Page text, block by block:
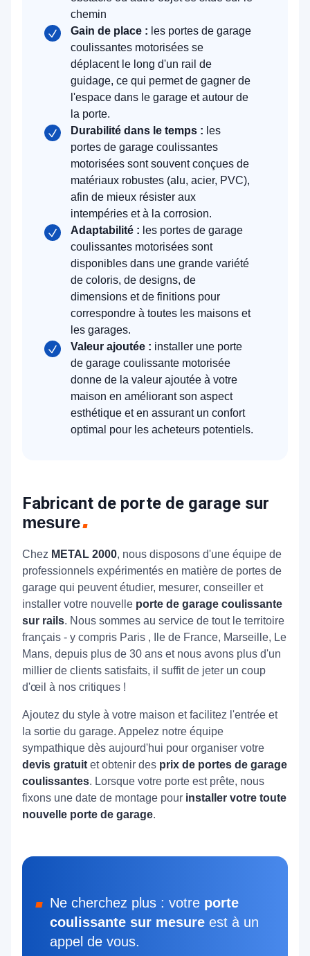
chemin
Gain de place : les portes de garage
coulissantes motorisées se
déplacent le long d'un rail de
guidage, ce qui permet de gagner de
l'espace dans le garage et autour de
la porte.
Durabilité dans le temps : les
portes de garage coulissantes
motorisées sont souvent conçues de
matériaux robustes (alu, acier, PVC),
afin de mieux résister aux
intempéries et à la corrosion.
Adaptabilité : les portes de garage
coulissantes motorisées sont
disponibles dans une grande variété
de coloris, de designs, de
dimensions et de finitions pour
correspondre à toutes les maisons et
les garages.
Valeur ajoutée : installer une porte
de garage coulissante motorisée
donne de la valeur ajoutée à votre
maison en améliorant son aspect
esthétique et en assurant un confort
optimal pour les acheteurs potentiels.
Fabricant de porte de garage sur
mesure
Chez METAL 2000, nous disposons d'une équipe de
professionnels expérimentés en matière de portes de
garage qui peuvent étudier, mesurer, conseiller et
installer votre nouvelle porte de garage coulissante
sur rails. Nous sommes au service de tout le territoire
français - y compris Paris , Ile de France, Marseille, Le
Mans, depuis plus de 30 ans et nous avons plus d'un
millier de clients satisfaits, il suffit de jeter un coup
d'œil à nos critiques !
Ajoutez du style à votre maison et facilitez l'entrée et
la sortie du garage. Appelez notre équipe
sympathique dès aujourd'hui pour organiser votre
devis gratuit et obtenir des prix de portes de garage
coulissantes. Lorsque votre porte est prête, nous
fixons une date de montage pour installer votre toute
nouvelle porte de garage.
Ne cherchez plus : votre porte
coulissante sur mesure est à un
appel de vous.